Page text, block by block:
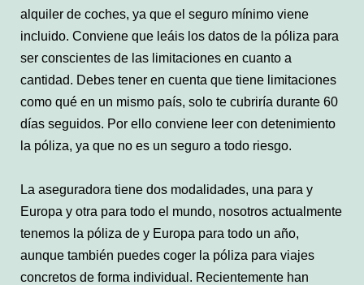
alquiler de coches, ya que el seguro mínimo viene
incluido. Conviene que leáis los datos de la póliza para
ser conscientes de las limitaciones en cuanto a
cantidad. Debes tener en cuenta que tiene limitaciones
como qué en un mismo país, solo te cubriría durante 60
días seguidos. Por ello conviene leer con detenimiento
la póliza, ya que no es un seguro a todo riesgo.
La aseguradora tiene dos modalidades, una para y
Europa y otra para todo el mundo, nosotros actualmente
tenemos la póliza de y Europa para todo un año,
aunque también puedes coger la póliza para viajes
concretos de forma individual. Recientemente han